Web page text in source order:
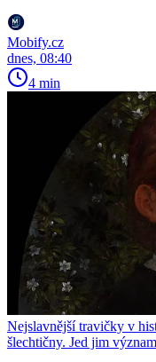
Mobify.cz
dnes, 08:40
4 min
Nejslavnější travičky v
šlechtičny. Jed jim